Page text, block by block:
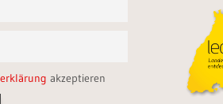
akzeptieren